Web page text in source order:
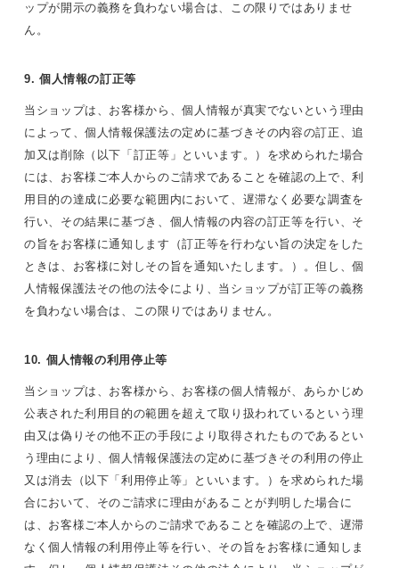
ップが開示の義務を負わない場合は、この限りではありませ
ん。
9. 個人情報の訂正等
当ショップは、お客様から、個人情報が真実でないという理由
によって、個人情報保護法の定めに基づきその内容の訂正、追
加又は削除（以下「訂正等」といいます。）を求められた場合
には、お客様ご本人からのご請求であることを確認の上で、利
用目的の達成に必要な範囲内において、遅滞なく必要な調査を
行い、その結果に基づき、個人情報の内容の訂正等を行い、そ
の旨をお客様に通知します（訂正等を行わない旨の決定をした
ときは、お客様に対しその旨を通知いたします。）。但し、個
人情報保護法その他の法令により、当ショップが訂正等の義務
を負わない場合は、この限りではありません。
10. 個人情報の利用停止等
当ショップは、お客様から、お客様の個人情報が、あらかじめ
公表された利用目的の範囲を超えて取り扱われているという理
由又は偽りその他不正の手段により取得されたものであるとい
う理由により、個人情報保護法の定めに基づきその利用の停止
又は消去（以下「利用停止等」といいます。）を求められた場
合において、そのご請求に理由があることが判明した場合に
は、お客様ご本人からのご請求であることを確認の上で、遅滞
なく個人情報の利用停止等を行い、その旨をお客様に通知しま